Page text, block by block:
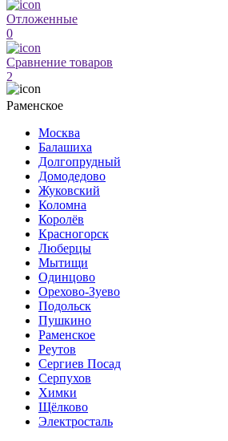
Отложенные
0
Сравнение товаров
2
Раменское
Москва
Балашиха
Долгопрудный
Домодедово
Жуковский
Коломна
Королёв
Красногорск
Люберцы
Мытищи
Одинцово
Орехово-Зуево
Подольск
Пушкино
Раменское
Реутов
Сергиев Посад
Серпухов
Химки
Щёлково
Электросталь